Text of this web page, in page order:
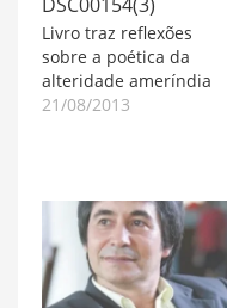
Livro traz reflexões
sobre a poética da
alteridade ameríndia
21/08/2013